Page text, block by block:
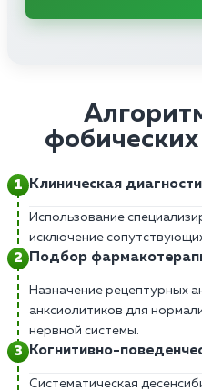
фобических
Клиническая
Использование
исключение
Подбор
Назначение рецептурных
анксиолитиков для
нервной системы.
Когнитивно-
Систематическая